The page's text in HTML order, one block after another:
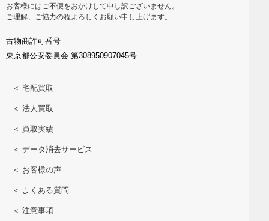
お客様にはご不便をおかけして申し訳ございません。
ご理解、ご協力の程よろしくお願い申し上げます。
古物商許可番号
東京都公安委員会 第308950907045号
＜ 宅配買取
＜ 法人買取
＜ 買取実績
＜ データ消去サービス
＜ お客様の声
＜ よくある質問
＜ 注意事項